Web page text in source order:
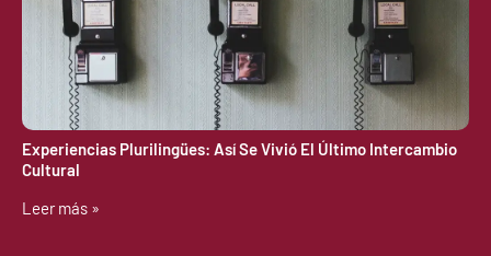
Experiencias Plurilingües: Así Se Vivió El Último Intercambio
Cultural
Leer más »